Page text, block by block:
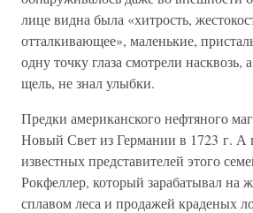
лице видна была «хитрость,
отталкивающее», маленькие,
одну точку глаза смотрели насквозь,
щель, не знал улыбки.
Предки американского нефтяного
Новый Свет из Германии в 1723 г. А
известных представителей этого
Рокфеллер, который зарабатывал на
сплавом леса и продажей краденых